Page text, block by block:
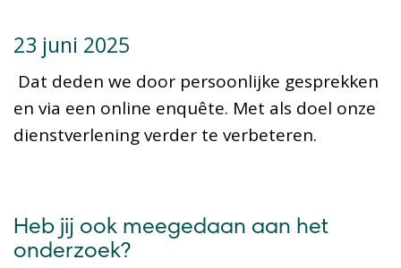
23 juni 2025
Dat deden we door persoonlijke gesprekken
en via een online enquête. Met als doel onze
dienstverlening verder te verbeteren.
Heb jij ook meegedaan aan het
onderzoek?